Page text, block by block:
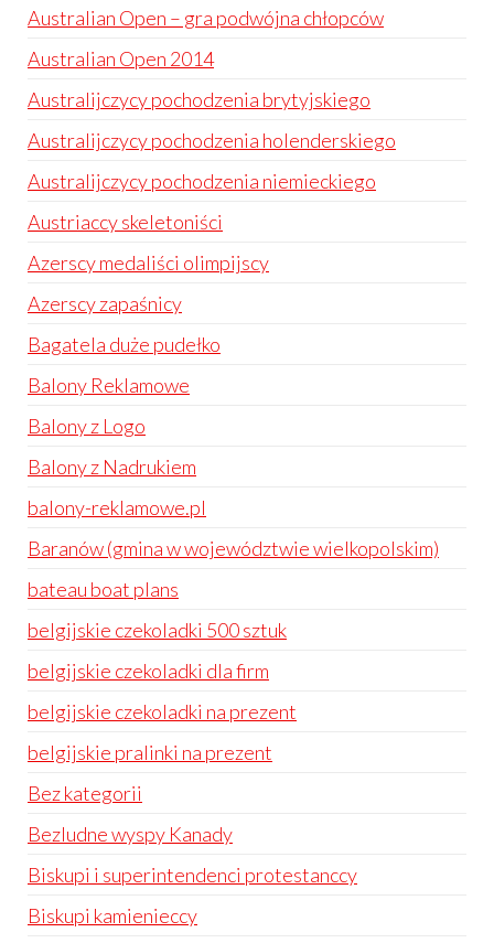
Australian Open – gra podwójna chłopców
Australian Open 2014
Australijczycy pochodzenia brytyjskiego
Australijczycy pochodzenia holenderskiego
Australijczycy pochodzenia niemieckiego
Austriaccy skeletoniści
Azerscy medaliści olimpijscy
Azerscy zapaśnicy
Bagatela duże pudełko
Balony Reklamowe
Balony z Logo
Balony z Nadrukiem
balony-reklamowe.pl
Baranów (gmina w województwie wielkopolskim)
bateau boat plans
belgijskie czekoladki 500 sztuk
belgijskie czekoladki dla firm
belgijskie czekoladki na prezent
belgijskie pralinki na prezent
Bez kategorii
Bezludne wyspy Kanady
Biskupi i superintendenci protestanccy
Biskupi kamienieccy